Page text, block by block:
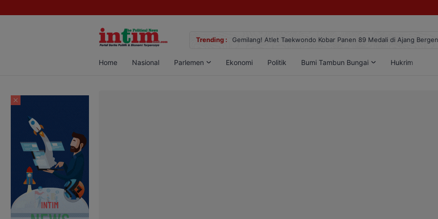
Trending :
Sabu di Pangkalan Bun, Dua Pelaku Diamankan Gemilang! Atlet Taekwondo Kobar Panen 89 Medali di Ajang
Home Nasional Parlemen Ekonomi Politik Bumi Tambun Bungai Hukrim